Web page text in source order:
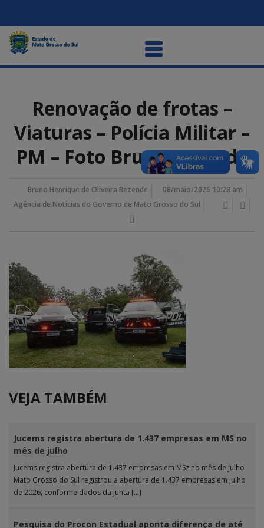
Renovação de frotas –
Viaturas – Polícia Militar –
PM – Foto Bruno Rezende
Bruno Henrique de Oliveira Rezende
08/maio/2026 10:28 am
Agência de Noticias do Governo de Mato Grosso do Sul
VEJA TAMBÉM
Jucems registra abertura de 1.437 empresas em MS no
mês de julho
Jucems registra abertura de 1.437 empresas em MSz no mês de julho
Mato Grosso do Sul registrou a abertura de 1.437 empresas em julho
de 2026, conforme dados da Junta […]
Pesquisa do Procon Estadual aponta diferença de até